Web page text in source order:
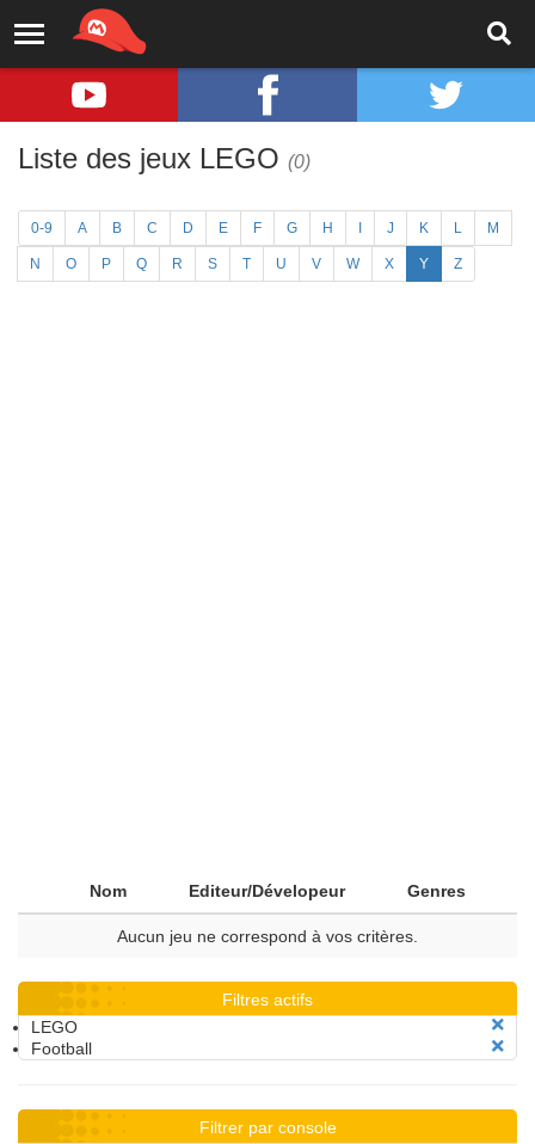
Liste des jeux LEGO (0)
0-9 A B C D E F G H J K L M
N O P Q R S T U V W X Y Z
Nom Editeur/Dévelopeur Genres
Aucun jeu ne correspond à vos critères.
Filtres actifs
LEGO
Football
Filtrer par console